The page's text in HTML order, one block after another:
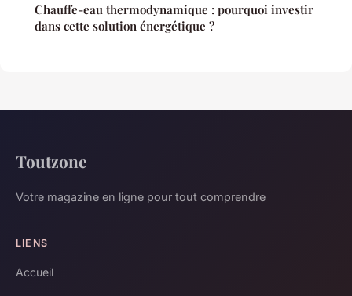
Chauffe-eau thermodynamique : pourquoi investir
dans cette solution énergétique ?
Toutzone
Votre magazine en ligne pour tout comprendre
LIENS
Accueil